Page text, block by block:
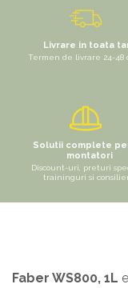
Livrare in toata
Termen de livrare 24-48
Solutii complete
montatori
Discount-uri, preturi
traininguri si
Faber WS800, 1L